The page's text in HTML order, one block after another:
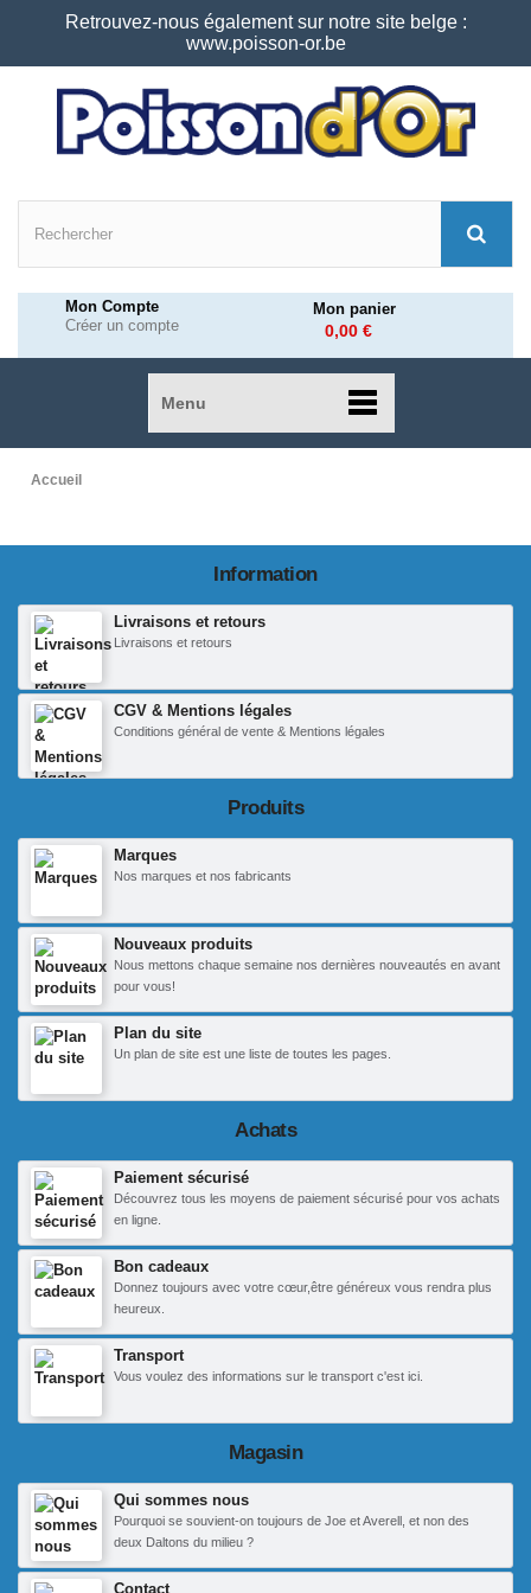
Retrouvez-nous également sur notre site belge :
www.poisson-or.be
Mon Compte
Créer un compte
Mon panier
0,00 €
Menu
Accueil
Information
Livraisons et retours
Livraisons et retours
CGV & Mentions légales
Conditions général de vente & Mentions légales
Produits
Marques
Nos marques et nos fabricants
Nouveaux produits
Nous mettons chaque semaine nos dernières nouveautés en avant
pour vous!
Plan du site
Un plan de site est une liste de toutes les pages.
Achats
Paiement sécurisé
Découvrez tous les moyens de paiement sécurisé pour vos achats
en ligne.
Bon cadeaux
Donnez toujours avec votre cœur,être généreux vous rendra plus
heureux.
Transport
Vous voulez des informations sur le transport c'est ici.
Magasin
Qui sommes nous
Pourquoi se souvient-on toujours de Joe et Averell, et non des
deux Daltons du milieu ?
Contact